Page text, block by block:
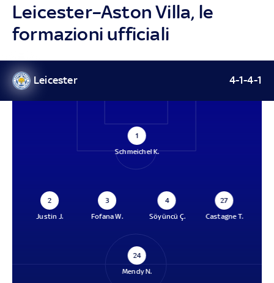
Leicester–Aston Villa, le
formazioni ufficiali
Leicester 4-1-4-1
1
Schmeichel K.
2
Justin J.
3
Fofana W.
4
Söyüncü Ç.
27
Castagne T.
24
Mendy N.